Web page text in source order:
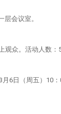
层会议室。
观众。活动人数：
6日（周五）10